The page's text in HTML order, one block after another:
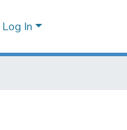
Log In